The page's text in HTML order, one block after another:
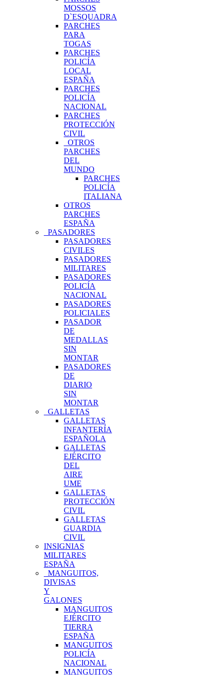
MOSSOS
D`ESQUADRA
PARCHES
PARA
TOGAS
PARCHES
POLICÍA
LOCAL
ESPAÑA
PARCHES
POLICÍA
NACIONAL
PARCHES
PROTECCIÓN
CIVIL
OTROS
PARCHES
DEL
MUNDO
PARCHES
POLICÍA
ITALIANA
OTROS
PARCHES
ESPAÑA
PASADORES
PASADORES
CIVILES
PASADORES
MILITARES
PASADORES
POLICÍA
NACIONAL
PASADORES
POLICIALES
PASADOR
DE
MEDALLAS
SIN
MONTAR
PASADORES
DE
DIARIO
SIN
MONTAR
GALLETAS
GALLETAS
INFANTERÍA
ESPAÑOLA
GALLETAS
EJÉRCITO
DEL
AIRE
UME
GALLETAS
PROTECCIÓN
CIVIL
GALLETAS
GUARDIA
CIVIL
INSIGNIAS
MILITARES
ESPAÑA
MANGUITOS,
DIVISAS
Y
GALONES
MANGUITOS
EJÉRCITO
TIERRA
ESPAÑA
MANGUITOS
POLICÍA
NACIONAL
MANGUITOS